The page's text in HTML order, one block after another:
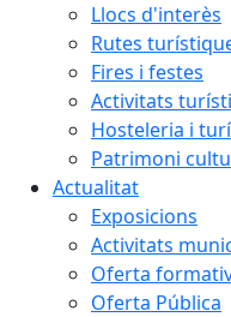
Llocs d'interès
Rutes
Fires i festes
Activitats
Hosteleria i
Patrimoni
Actualitat
Exposicions
Activitats
Oferta
Oferta Pública